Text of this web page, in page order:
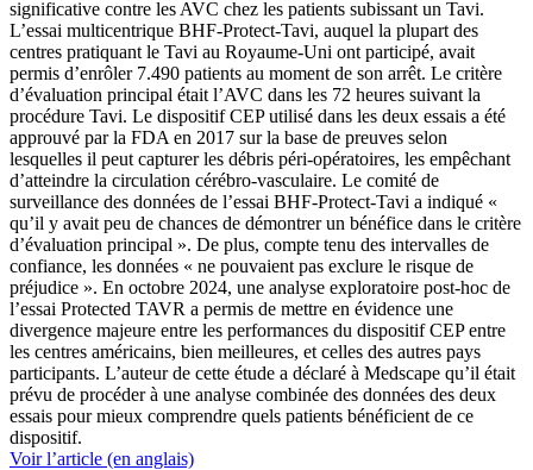
significative contre les AVC chez les patients subissant un Tavi.
L’essai multicentrique BHF-Protect-Tavi, auquel la plupart des
centres pratiquant le Tavi au Royaume-Uni ont participé, avait
permis d’enrôler 7.490 patients au moment de son arrêt. Le critère
d’évaluation principal était l’AVC dans les 72 heures suivant la
procédure Tavi. Le dispositif CEP utilisé dans les deux essais a été
approuvé par la FDA en 2017 sur la base de preuves selon
lesquelles il peut capturer les débris péri-opératoires, les empêchant
d’atteindre la circulation cérébro-vasculaire. Le comité de
surveillance des données de l’essai BHF-Protect-Tavi a indiqué «
qu’il y avait peu de chances de démontrer un bénéfice dans le critère
d’évaluation principal ». De plus, compte tenu des intervalles de
confiance, les données « ne pouvaient pas exclure le risque de
préjudice ». En octobre 2024, une analyse exploratoire post-hoc de
l’essai Protected TAVR a permis de mettre en évidence une
divergence majeure entre les performances du dispositif CEP entre
les centres américains, bien meilleures, et celles des autres pays
participants. L’auteur de cette étude a déclaré à Medscape qu’il était
prévu de procéder à une analyse combinée des données des deux
essais pour mieux comprendre quels patients bénéficient de ce
dispositif.
Voir l’article (en anglais)